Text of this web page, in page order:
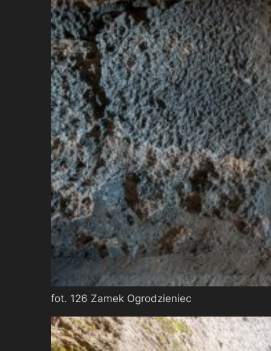
fot. 126 Zamek Ogrodzieniec